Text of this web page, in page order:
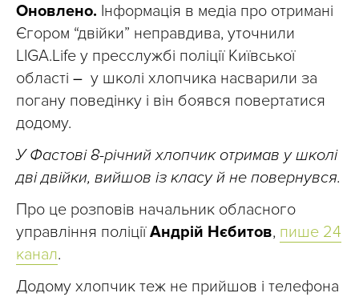
Оновлено. Інформація в медіа про отримані
Єгором “двійки” неправдива, уточнили
LIGA.Life у пресслужбі поліції Київської
області – у школі хлопчика насварили за
погану поведінку і він боявся повертатися
додому.
У Фастові 8-річний хлопчик отримав у школі
дві двійки, вийшов із класу й не повернувся.
Про це розповів начальник обласного
управління поліціїАндрій Нєбитов, пише 24
канал.
Додому хлопчик теж не прийшов і телефона